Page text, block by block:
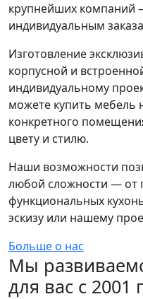
крупнейших компаний
индивидуальным
Изготовление
корпусной и
индивидуальному
можете купить мебель
конкретного
цвету и стилю.
Наши возможности
любой сложности — от
функциональных
эскизу или нашему
Больше о нас
Мы
для вас с 2001